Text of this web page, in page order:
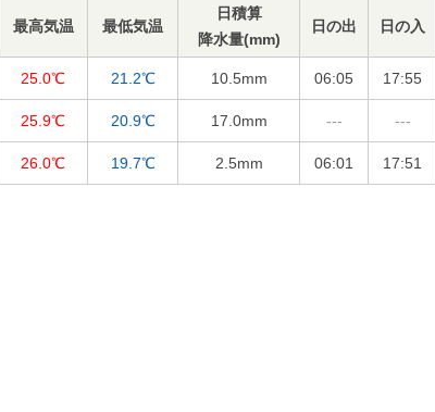
最高気温 最低気温
日積算
降水量(mm)
日の出 日の入
25.0℃ 21.2℃ 10.5mm 06:05 17:55
25.9℃ 20.9℃ 17.0mm --- ---
26.0℃ 19.7℃ 2.5mm 06:01 17:51